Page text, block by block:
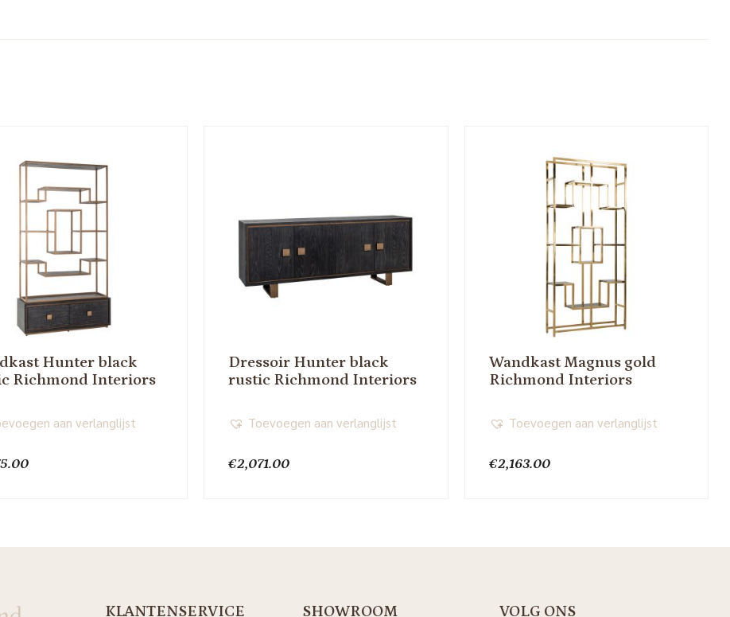
Hunter black
Richmond Interiors
aan verlanglijst
Dressoir Hunter black
rustic Richmond Interiors
€2,071.00
Toevoegen aan verlanglijst
Wandkast Magnus gold
Richmond Interiors
€2,163.00
Toevoegen aan verlanglijst
KLANTENSERVICE SHOWROOM VOLG ONS